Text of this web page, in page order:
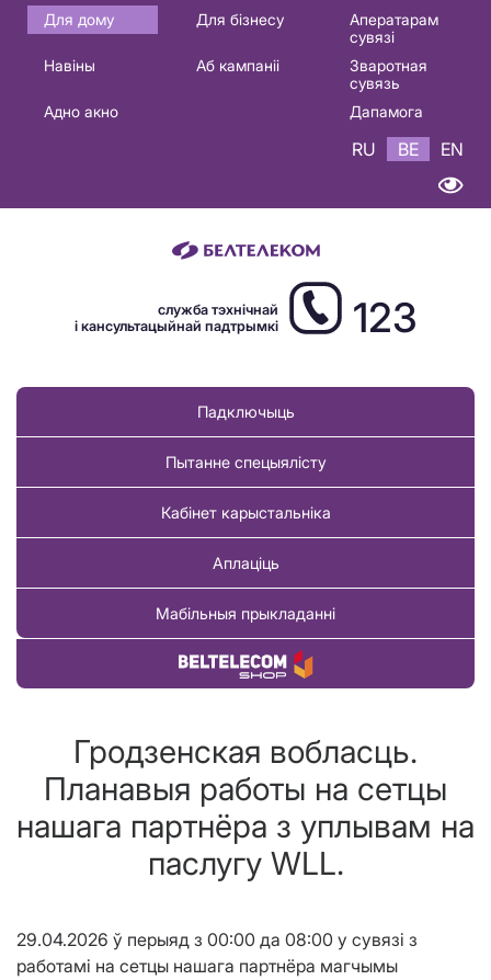
Основная
навигация
Для дому Для бізнесу
Аператарам
сувязі
Навіны
Аб кампаніі
Зваротная
сувязь
Адно акно
Дапамога
RU BE EN
служба тэхнічнай
і кансультацыйнай падтрымкі
123
Падключыць
Пытанне спецыялісту
Кабінет карыстальніка
Аплаціць
Мабільныя прыкладанні
Купіць тавар
Гродзенcкая вобласць.
Планавыя работы на сетцы
нашага партнёра з уплывам на
паслугу WLL.
29.04.2026 ў перыяд з 00:00 да 08:00 у сувязі з
работамi на сетцы нашага партнёра магчымы